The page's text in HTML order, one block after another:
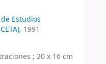
Estudios
1991
; 20 x 16 cm